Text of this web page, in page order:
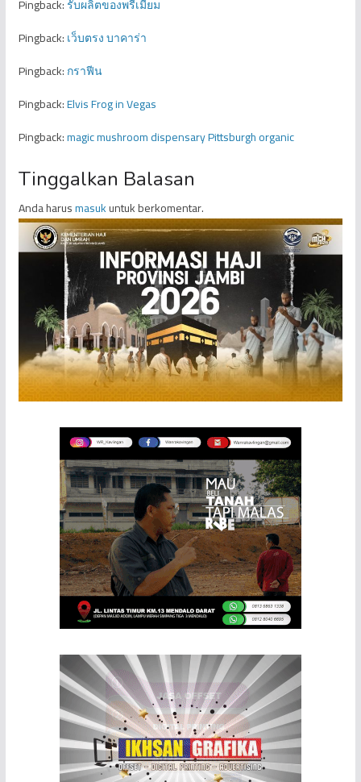
Pingback:รับผลิตของพรีเมี่ยม
Pingback:เว็บตรง บาคาร่า
Pingback:กราฟีน
Pingback:Elvis Frog in Vegas
Pingback:magic mushroom dispensary Pittsburgh organic
Tinggalkan Balasan
Anda harusmasukuntuk berkomentar.